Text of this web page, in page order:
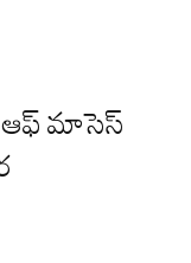
ఆఫ్ మాసెస్